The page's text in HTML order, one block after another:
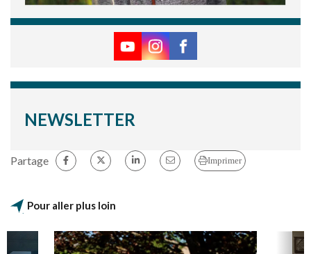
NEWSLETTER
Partage Imprimer
Pour aller plus loin